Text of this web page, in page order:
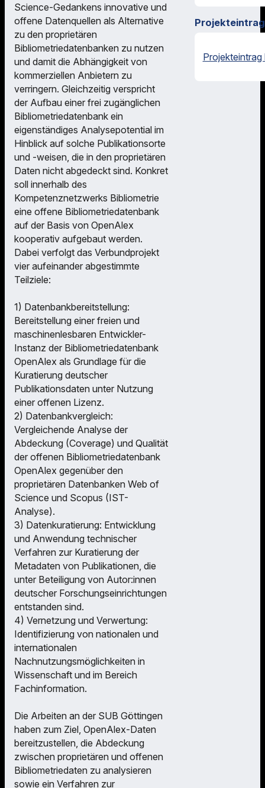
Science-Gedankens innovative und
offene Datenquellen als Alternative
zu den proprietären
Bibliometriedatenbanken zu nutzen
und damit die Abhängigkeit von
kommerziellen Anbietern zu
verringern. Gleichzeitig verspricht
der Aufbau einer frei zugänglichen
Bibliometriedatenbank ein
eigenständiges Analysepotential im
Hinblick auf solche Publikationsorte
und -weisen, die in den proprietären
Daten nicht abgedeckt sind. Konkret
soll innerhalb des
Kompetenznetzwerks Bibliometrie
eine offene Bibliometriedatenbank
auf der Basis von OpenAlex
kooperativ aufgebaut werden.
Dabei verfolgt das Verbundprojekt
vier aufeinander abgestimmte
Teilziele:
1) Datenbankbereitstellung:
Bereitstellung einer freien und
maschinenlesbaren Entwickler-
Instanz der Bibliometriedatenbank
OpenAlex als Grundlage für die
Kuratierung deutscher
Publikationsdaten unter Nutzung
einer offenen Lizenz.
2) Datenbankvergleich:
Vergleichende Analyse der
Abdeckung (Coverage) und Qualität
der offenen Bibliometriedatenbank
OpenAlex gegenüber den
proprietären Datenbanken Web of
Science und Scopus (IST-
Analyse).
3) Datenkuratierung: Entwicklung
und Anwendung technischer
Verfahren zur Kuratierung der
Metadaten von Publikationen, die
unter Beteiligung von Autor:innen
deutscher Forschungseinrichtungen
entstanden sind.
4) Vernetzung und Verwertung:
Identifizierung von nationalen und
internationalen
Nachnutzungsmöglichkeiten in
Wissenschaft und im Bereich
Fachinformation.
Die Arbeiten an der SUB Göttingen
haben zum Ziel, OpenAlex-Daten
bereitzustellen, die Abdeckung
zwischen proprietären und offenen
Bibliometriedaten zu analysieren
sowie ein Verfahren zur
Projekteintrag